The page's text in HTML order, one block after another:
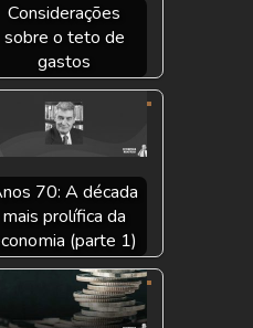
Considerações
sobre o teto de
gastos
70: A década
mais prolífica da
(parte 1)